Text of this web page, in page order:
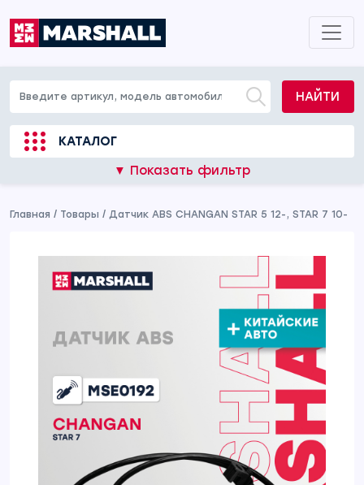
НАЙТИ
КАТАЛОГ
▼ Показать фильтр
Главная / Товары / Датчик ABS CHANGAN STAR 5 12-, STAR 7 10-